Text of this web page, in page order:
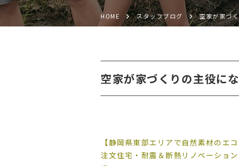
HOME スタッフブログ 空家が家づ
空家が家づくりの主役に
【静岡県東部エリアで自然素材のエ
注文住宅・耐震＆断熱リノベーショ